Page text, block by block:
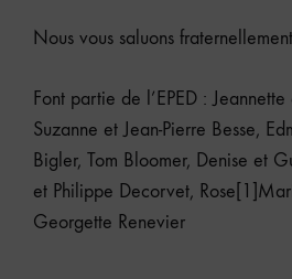
Nous vous saluons
Font partie de l’EPED :
Suzanne et Jean-Pierre Besse,
Bigler, Tom Bloomer, Denise et
et Philippe Decorvet,
Georgette Renevier